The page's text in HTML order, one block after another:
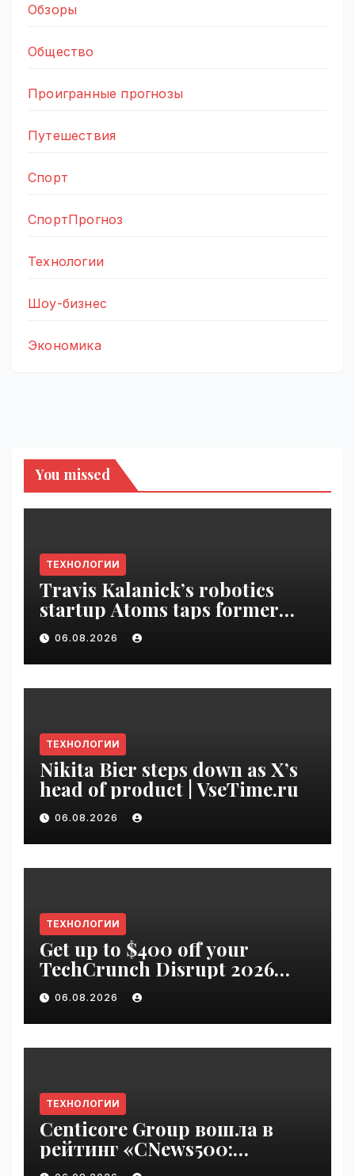
Обзоры
Общество
Проигранные прогнозы
Путешествия
Спорт
СпортПрогноз
Технологии
Шоу-бизнес
Экономика
You missed
ТЕХНОЛОГИИ
Travis Kalanick’s robotics
startup Atoms taps former
Uber finance chief as CFO |
VseTime.ru
06.08.2026
ТЕХНОЛОГИИ
Nikita Bier steps down as X’s
head of product | VseTime.ru
06.08.2026
ТЕХНОЛОГИИ
Get up to $400 off your
TechCrunch Disrupt 2026
pass until Friday | VseTime.ru
06.08.2026
ТЕХНОЛОГИИ
Centicore Group вошла в
рейтинг «CNews500:
Крупнейшие ИТ-компании